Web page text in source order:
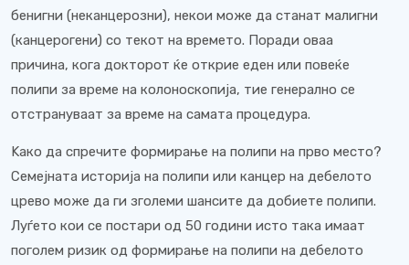
бенигни (неканцерозни), некои може да станат малигни
(канцерогени) со текот на времето. Поради оваа
причина, кога докторот ќе открие еден или повеќе
полипи за време на колоноскопија, тие генерално се
отстрануваат за време на самата процедура.
Kако да спречите формирање на полипи на прво место?
Семејната историја на полипи или канцер на дебелото
црево може да ги зголеми шансите да добиете полипи.
Луѓето кои се постари од 50 години исто така имаат
поголем ризик од формирање на полипи на дебелото